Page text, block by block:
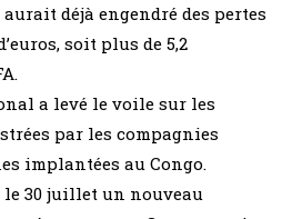
déjà engendré des pertes
soit plus de 5,2
a levé le voile sur les
par les compagnies
implantées au Congo.
le 30 juillet un nouveau